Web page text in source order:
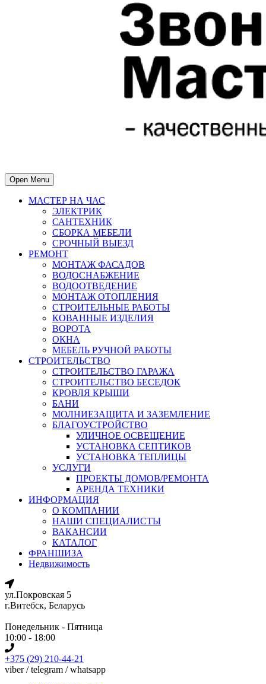
Open Menu
МАСТЕР НА ЧАС
ЭЛЕКТРИК
САНТЕХНИК
СБОРКА МЕБЕЛИ
СРОЧНЫЙ ВЫЕЗД
РЕМОНТ
МОНТАЖ ФАСАДОВ
ВОДОСНАБЖЕНИЕ
ВОДООТВЕДЕНИЕ
МОНТАЖ ОТОПЛЕНИЯ
СТРОИТЕЛЬНЫЕ РАБОТЫ
КОВАННЫЕ ИЗДЕЛИЯ
ВОРОТА
ОКНА
МЕБЕЛЬ РУЧНОЙ РАБОТЫ
СТРОИТЕЛЬСТВО
СТРОИТЕЛЬСТВО ГАРАЖА
СТРОИТЕЛЬСТВО БЕСЕДОК
КРОВЛЯ КРЫШИ
БАНИ
МОЛНИЕЗАЩИТА И ЗАЗЕМЛЕНИЕ
БЛАГОУСТРОЙСТВО
УЛИЧНОЕ ОСВЕЩЕНИЕ
УСТАНОВКА СЕПТИКОВ
УСТАНОВКА ТЕПЛИЦЫ
УСЛУГИ
ПРОЕКТЫ ДОМОВ/РЕМОНТА
АРЕНДА ТЕХНИКИ
ИНФОРМАЦИЯ
О КОМПАНИИ
НАШИ СПЕЦИАЛИСТЫ
ВАКАНСИИ
КАТАЛОГ
ФРАНШИЗА
Недвижимость
ул.Покровская 5
г.Витебск, Беларусь
Понедельник - Пятница
10:00 - 18:00
+375 (29) 210-44-21
viber / telegram / whatsapp